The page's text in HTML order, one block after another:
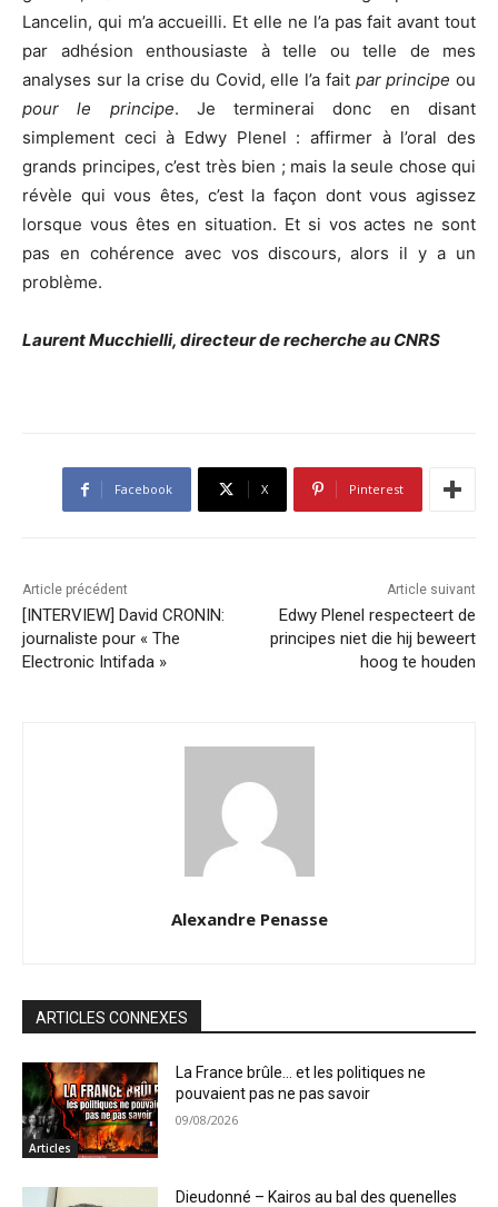
Lancelin, qui m’a accueilli. Et elle ne l’a pas fait avant tout
par adhésion enthousiaste à telle ou telle de mes
analyses sur la crise du Covid, elle l’a fait par principe ou
pour le principe. Je terminerai donc en disant
simplement ceci à Edwy Plenel : affirmer à l’oral des
grands principes, c’est très bien ; mais la seule chose qui
révèle qui vous êtes, c’est la façon dont vous agissez
lorsque vous êtes en situation. Et si vos actes ne sont
pas en cohérence avec vos discours, alors il y a un
problème.
Laurent Mucchielli, directeur de recherche au CNRS
Facebook X Pinterest
Article précédent
[INTERVIEW] David CRONIN:
journaliste pour « The
Electronic Intifada »
Article suivant
Edwy Plenel respecteert de
principes niet die hij beweert
hoog te houden
Alexandre Penasse
ARTICLES CONNEXES
Articles
La France brûle… et les politiques ne
pouvaient pas ne pas savoir
09/08/2026
Dieudonné – Kairos au bal des quenelles